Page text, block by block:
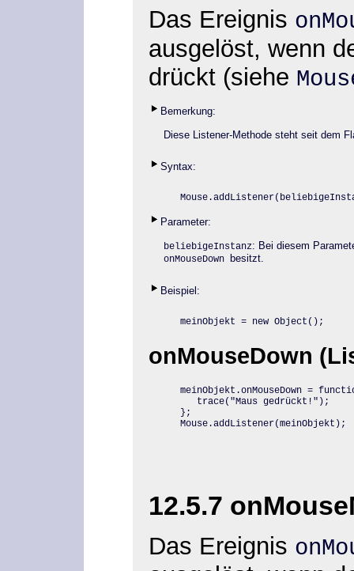
Das Ereignis
ausgelöst, wenn
drückt (siehe
Bemerkung:
Diese Listener-Methode steht seit dem
Syntax:
Mouse.addListener
Parameter:
beliebigeInstanz: Bei diesem
onMouseDown besitzt.
Beispiel:
meinObjekt = new Object();
onMouseDown
meinObjekt.onMouseDown =
   trace("Maus gedrückt!");
};
Mouse.addListener(meinObjekt);
12.5.7
Das Ereignis